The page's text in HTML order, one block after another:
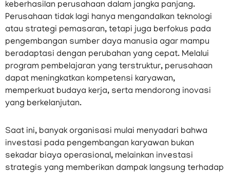
keberhasilan perusahaan dalam jangka panjang.
Perusahaan tidak lagi hanya mengandalkan teknologi
atau strategi pemasaran, tetapi juga berfokus pada
pengembangan sumber daya manusia agar mampu
beradaptasi dengan perubahan yang cepat. Melalui
program pembelajaran yang terstruktur, perusahaan
dapat meningkatkan kompetensi karyawan,
memperkuat budaya kerja, serta mendorong inovasi
yang berkelanjutan.
Saat ini, banyak organisasi mulai menyadari bahwa
investasi pada pengembangan karyawan bukan
sekadar biaya operasional, melainkan investasi
strategis yang memberikan dampak langsung terhadap